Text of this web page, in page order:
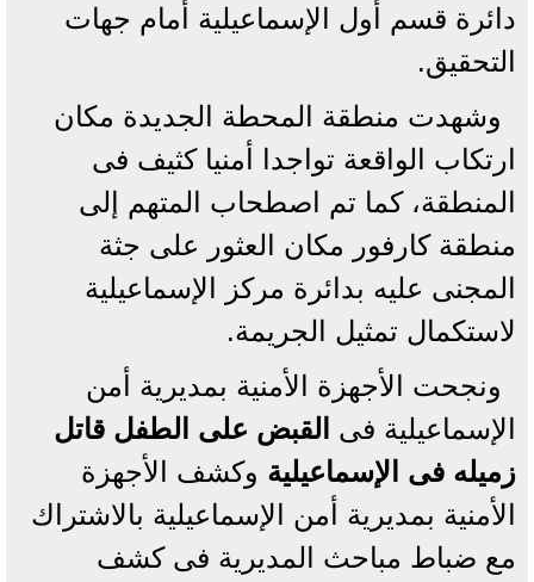
دائرة قسم أول الإسماعيلية أمام جهات
التحقيق.
وشهدت منطقة المحطة الجديدة مكان
ارتكاب الواقعة تواجدا أمنيا كثيف فى
المنطقة، كما تم اصطحاب المتهم إلى
منطقة كارفور مكان العثور على جثة
المجنى عليه بدائرة مركز الإسماعيلية
لاستكمال تمثيل الجريمة.
ونجحت الأجهزة الأمنية بمديرية أمن
الإسماعيلية فى القبض على الطفل قاتل
زميله فى الإسماعيلية وكشف الأجهزة
الأمنية بمديرية أمن الإسماعيلية بالاشتراك
مع ضباط مباحث المديرية فى كشف